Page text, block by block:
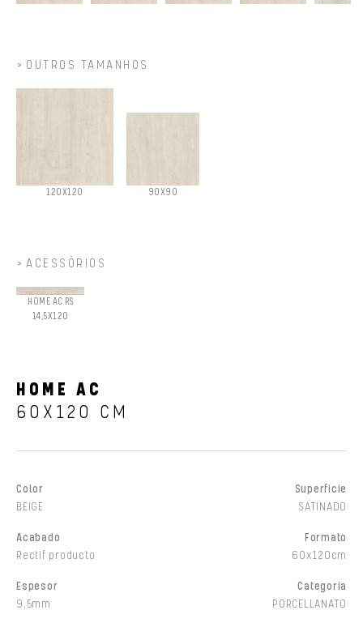
OUTROS TAMANHOS
120X120 90X90
ACESSÓRIOS
HOME AC RS
14,5X120
HOME AC
60X120 CM
Color
BEIGE
Superficie
SATINADO
Acabado
Rectif producto
Formato
60x120cm
Espesor
9,5mm
Categoría
PORCELLANATO